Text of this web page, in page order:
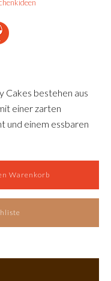
Cakes bestehen aus
einer zarten
und einem essbaren
Auf Wunsch
Bild, einem Logo
uns Kontakt auf für
Warenkorb